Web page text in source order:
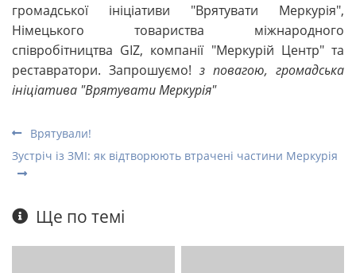
громадської ініціативи "Врятувати Меркурія",
Німецького товариства міжнародного
співробітництва GIZ, компанії "Меркурій Центр" та
реставратори. Запрошуємо! з повагою, громадська
ініціатива "Врятувати Меркурія"
Врятували!
Зустріч із ЗМІ: як відтворюють втрачені частини Меркурія
Ще по темі